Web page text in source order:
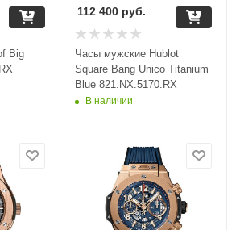
Big
Часы мужские Hublot
Square Bang Unico Titanium
Blue 821.NX.5170.RX
В наличии
112 400руб.